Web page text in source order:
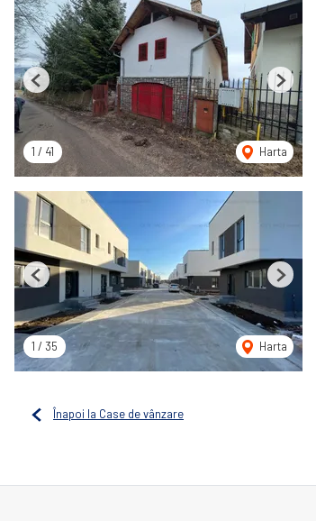
1 / 41 Harta
Previous Next
1 / 35 Harta
Previous Next
Înapoi la Case de vânzare